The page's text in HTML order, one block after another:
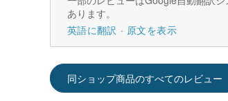
あります。
英語に翻訳
原文を表示
同ショップ商品のすべてのレビュー